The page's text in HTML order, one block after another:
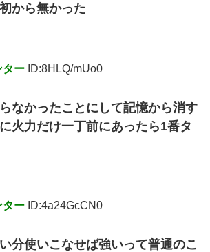
から無かった
ター ID:8HLQ/mUo0
なかったことにして記憶から消す
火力だけ一丁前にあったら1番タ
ター ID:4a24GcCN0
分使いこなせば強いって普通のこ